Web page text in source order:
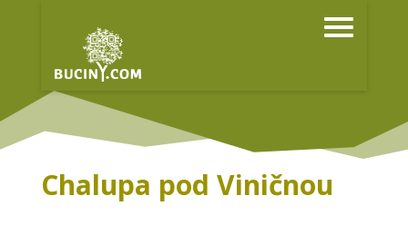
Chalupa pod Viničnou